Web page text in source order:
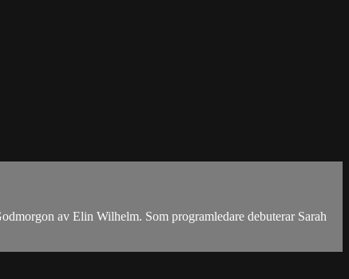
av Elin Wilhelm. Som programledare debuterar Sarah